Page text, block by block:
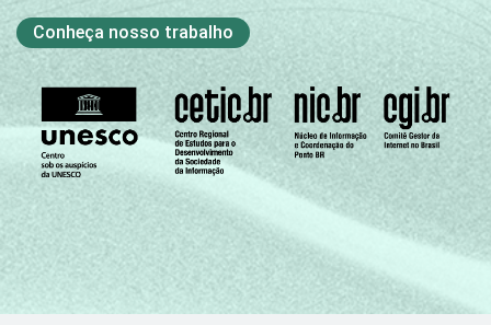
Conheça nosso trabalho